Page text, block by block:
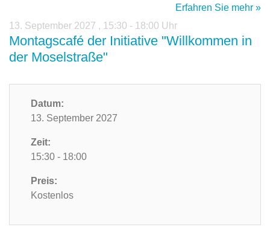
Erfahren Sie mehr »
13. September 2027 , 15:30 - 18:00 Uhr
Montagscafé der Initiative "Willkommen in
der Moselstraße"
Datum:
13. September 2027
Zeit:
15:30 - 18:00
Preis:
Kostenlos